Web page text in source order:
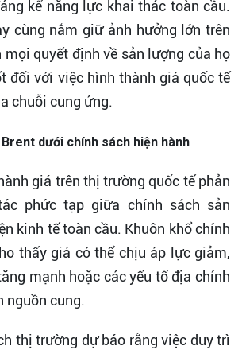
kể năng lực khai thác toàn cầu.
cùng nắm giữ ảnh hưởng lớn trên
quyết định về sản lượng của họ
đối với việc hình thành giá quốc tế
chuỗi cung ứng.
dưới chính sách hiện hành
giá trên thị trường quốc tế phản
phức tạp giữa chính sách sản
kinh tế toàn cầu. Khuôn khổ chính
thấy giá có thể chịu áp lực giảm,
mạnh hoặc các yếu tố địa chính
nguồn cung.
thị trường dự báo rằng việc duy trì